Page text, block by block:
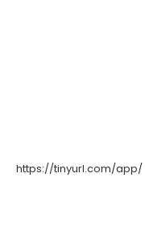
https://tinyurl.com/app/